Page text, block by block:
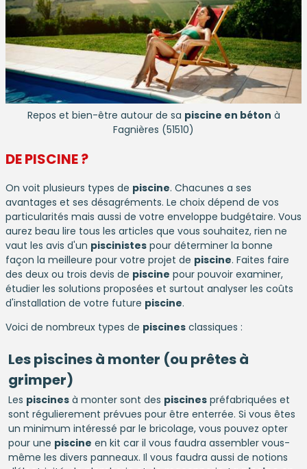
Repos et bien-être autour de sa piscine en béton à
Fagnières (51510)
DEPISCINE?
On voit plusieurs types de piscine. Chacunes a ses
avantages et ses désagréments. Le choix dépend de vos
particularités mais aussi de votre enveloppe budgétaire. Vous
aurez beau lire tous les articles que vous souhaitez, rien ne
vaut les avis d'un piscinistes pour déterminer la bonne
façon la meilleure pour votre projet de piscine. Faites faire
des deux ou trois devis de piscine pour pouvoir examiner,
étudier les solutions proposées et surtout analyser les coûts
d'installation de votre future piscine.
Voici de nombreux types de piscines classiques :
Lespiscinesà monter (ou prêtes à
grimper)
Les piscinesà monter sont des piscinespréfabriquées et
sont régulierement prévues pour être enterrée. Si vous êtes
un minimum intéressé par le bricolage, vous pouvez opter
pour une piscine en kit car il vous faudra assembler vous-
même les divers panneaux. Il vous faudra aussi de notions